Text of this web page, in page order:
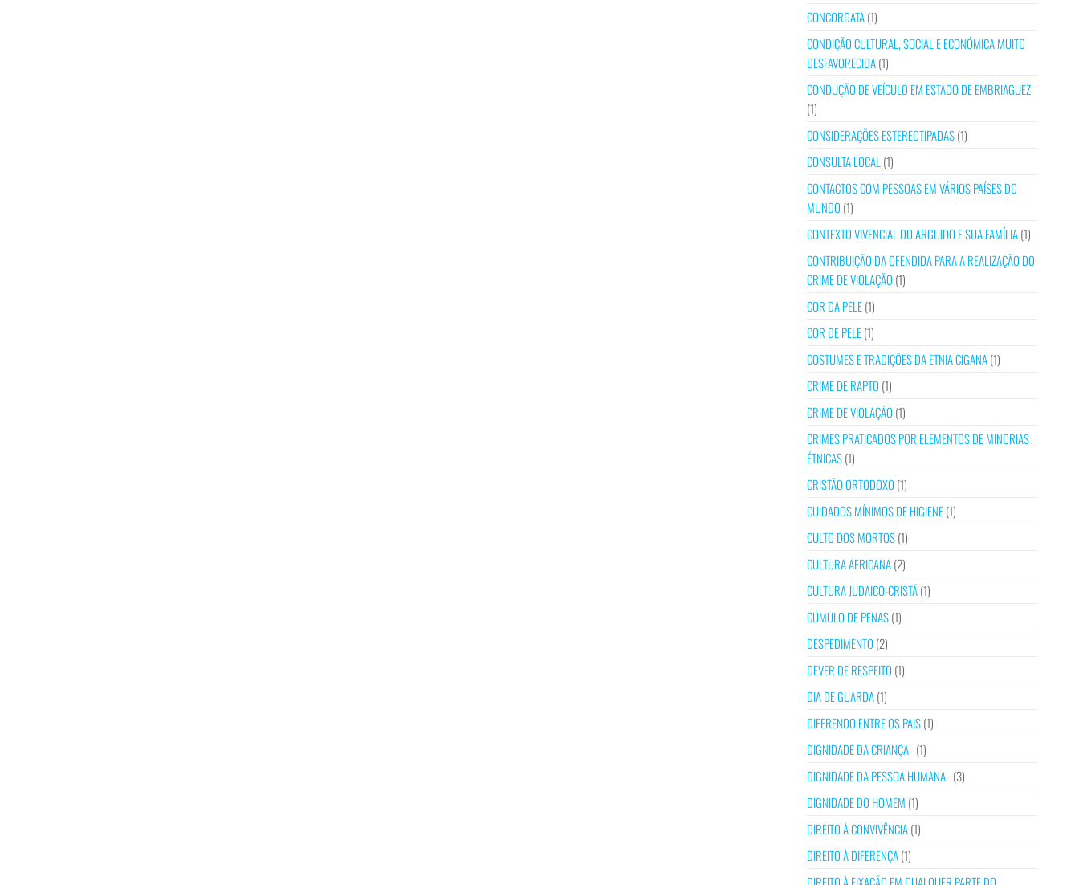
CONCORDATA(1)
CONDIÇÃO CULTURAL, SOCIAL E ECONÓMICA MUITO
DESFAVORECIDA(1)
CONDUÇÃO DE VEÍCULO EM ESTADO DE EMBRIAGUEZ
(1)
CONSIDERAÇÕES ESTEREOTIPADAS(1)
CONSULTA LOCAL (1)
CONTACTOS COM PESSOAS EM VÁRIOS PAÍSES DO
MUNDO (1)
CONTEXTO VIVENCIAL DO ARGUIDO E SUA FAMÍLIA(1)
CONTRIBUIÇÃO DA OFENDIDA PARA A REALIZAÇÃO DO
CRIME DE VIOLAÇÃO (1)
COR DA PELE(1)
COR DE PELE(1)
COSTUMES E TRADIÇÕES DA ETNIA CIGANA(1)
CRIME DE RAPTO (1)
CRIME DE VIOLAÇÃO (1)
CRIMES PRATICADOS POR ELEMENTOS DE MINORIAS
ÉTNICAS(1)
CRISTÃO ORTODOXO (1)
CUIDADOS MÍNIMOS DE HIGIENE(1)
CULTO DOS MORTOS(1)
CULTURA AFRICANA(2)
CULTURA JUDAICO-CRISTÃ(1)
CÚMULO DE PENAS(1)
DESPEDIMENTO (2)
DEVER DE RESPEITO (1)
DIA DE GUARDA(1)
DIFERENDO ENTRE OS PAIS(1)
DIGNIDADE DA CRIANÇA (1)
DIGNIDADE DA PESSOA HUMANA (3)
DIGNIDADE DO HOMEM (1)
DIREITO À CONVIVÊNCIA(1)
DIREITO À DIFERENÇA(1)